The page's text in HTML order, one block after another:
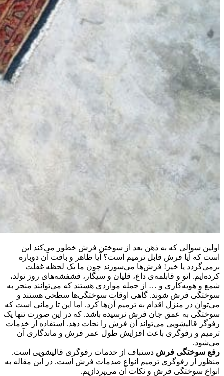
اولین سوالی که به ذهن بعد از سوختن فرش خطور می‌کند این
است که آیا فرش قابل ترمیم است؟ آیا ظاهر و بافت آن دوباره
برمی‌گردد یا خیر! فرش‌ها می‌سوزند چون ما یک لحظه غفلت
کرده‌ایم. اتو و قابلمه‌ی داغ، قلیان و سیگار، فشفشه‌های روز تولد،
شمع و هویه‌کاری و … از جمله مواردی هستند که می‌توانند منجر به
سوختگی فرش شوند. گاهی اوقات سوختگی‌ها سطحی هستند و
می‌توان در منزل اقدام به ترمیم آن‌ها کرد. اما این تا زمانی است که
سوختگی به عمق جان فرش نرسیده باشد. که در این صورت تنها یک
رفوگر قالیشویی می‌تواند آن فرش را نجات دهد. استفاده از خدمات
ترمیم و رفوگری باعث افزایش طول عمر فرش و ماندگاری آن
می‌شود.
رفع سوختگی فرش دستباف از خدمات رفوگری قالیشویی است.
منظور از رفوگری ترمیم انواع صدمات فرش است. در این مقاله به
انواع سوختگی فرش و نکات آن می‌پردازیم.